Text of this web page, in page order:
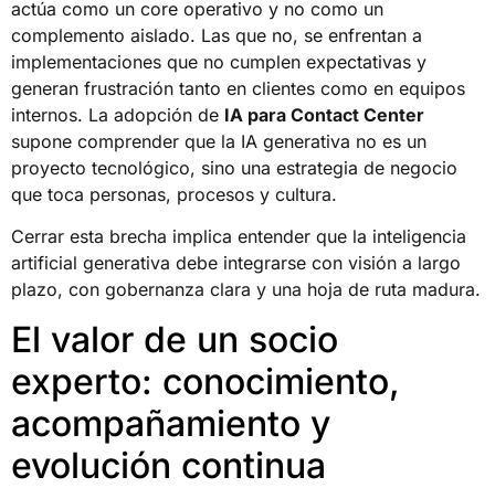
actúa como un core operativo y no como un
complemento aislado. Las que no, se enfrentan a
implementaciones que no cumplen expectativas y
generan frustración tanto en clientes como en equipos
internos. La adopción de IA para Contact Center
supone comprender que la IA generativa no es un
proyecto tecnológico, sino una estrategia de negocio
que toca personas, procesos y cultura.
Cerrar esta brecha implica entender que la inteligencia
artificial generativa debe integrarse con visión a largo
plazo, con gobernanza clara y una hoja de ruta madura.
El valor de un socio
experto: conocimiento,
acompañamiento y
evolución continua